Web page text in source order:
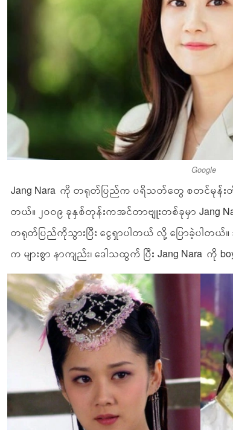
Google
Jang Nara ကို တရုတ်ပြည်က ပရိသတ်တွေ စတင်မုန်းတီ
တယ်။ ၂၀၀၉ ခုနှစ်တုန်းကအင်တာဗျူးတစ်ခုမှာ Jang
တရုတ်ပြည်ကိုသွားပြီး ငွေရှာပါတယ် လို့ ပြောခဲ့ပါတ
က များစွာ နာကျည်း၊ ဒေါသထွက် ပြီး Jang Nara ကို